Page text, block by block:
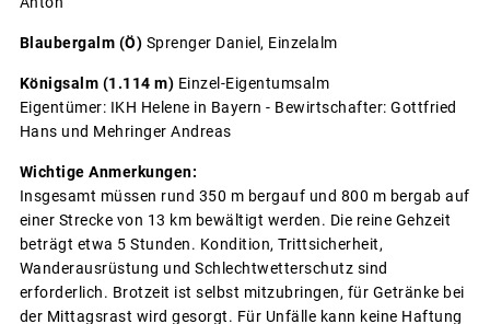
Blaubergalm (Ö) Sprenger Daniel, Einzelalm
Königsalm (1.114 m) Einzel-Eigentumsalm
Eigentümer: IKH Helene in Bayern - Bewirtschafter: Gottfried
Hans und Mehringer Andreas
Wichtige Anmerkungen:
Insgesamt müssen rund 350 m bergauf und 800 m bergab auf
einer Strecke von 13 km bewältigt werden. Die reine Gehzeit
beträgt etwa 5 Stunden. Kondition, Trittsicherheit,
Wanderausrüstung und Schlechtwetterschutz sind
erforderlich. Brotzeit ist selbst mitzubringen, für Getränke bei
der Mittagsrast wird gesorgt. Für Unfälle kann keine Haftung